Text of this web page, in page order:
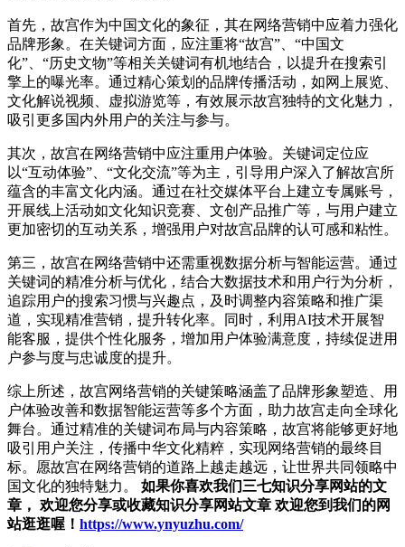
首先，故宫作为中国文化的象征，其在网络营销中应着力强化
品牌形象。在关键词方面，应注重将“故宫”、“中国文
化”、“历史文物”等相关关键词有机地结合，以提升在搜索引
擎上的曝光率。通过精心策划的品牌传播活动，如网上展览、
文化解说视频、虚拟游览等，有效展示故宫独特的文化魅力，
吸引更多国内外用户的关注与参与。
其次，故宫在网络营销中应注重用户体验。关键词定位应
以“互动体验”、“文化交流”等为主，引导用户深入了解故宫所
蕴含的丰富文化内涵。通过在社交媒体平台上建立专属账号，
开展线上活动如文化知识竞赛、文创产品推广等，与用户建立
更加密切的互动关系，增强用户对故宫品牌的认可感和粘性。
第三，故宫在网络营销中还需重视数据分析与智能运营。通过
关键词的精准分析与优化，结合大数据技术和用户行为分析，
追踪用户的搜索习惯与兴趣点，及时调整内容策略和推广渠
道，实现精准营销，提升转化率。同时，利用AI技术开展智
能客服，提供个性化服务，增加用户体验满意度，持续促进用
户参与度与忠诚度的提升。
综上所述，故宫网络营销的关键策略涵盖了品牌形象塑造、用
户体验改善和数据智能运营等多个方面，助力故宫走向全球化
舞台。通过精准的关键词布局与内容策略，故宫将能够更好地
吸引用户关注，传播中华文化精粹，实现网络营销的最终目
标。愿故宫在网络营销的道路上越走越远，让世界共同领略中
国文化的独特魅力。 如果你喜欢我们三七知识分享网站的文
章， 欢迎您分享或收藏知识分享网站文章 欢迎您到我们的网
站逛逛喔！ https://www.ynyuzhu.com/